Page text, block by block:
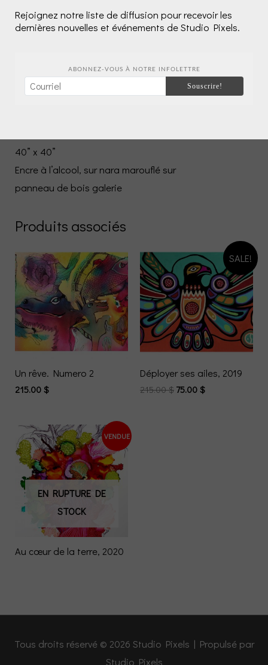
Artiste : Pixels
40” x 40”
Encre à l’alcool, sur nara marouflé sur
panneau de bois galerie
Produits associés
Un rêve. Numero 2
215.00 $
SALE!
Déployer ses ailes, 2019
215.00$ 75.00 $
VENDUE
EN RUPTURE DE
STOCK
Au cœur de la terre, 2020
Tous droits réservé © 2026 Studio Pixels | Propulsé par
Studio Pixels
Rejoignez notre liste de diffusion pour recevoir les
dernières nouvelles et événements de Studio Pixels.
ABONNEZ-VOUS À NOTRE INFOLETTRE